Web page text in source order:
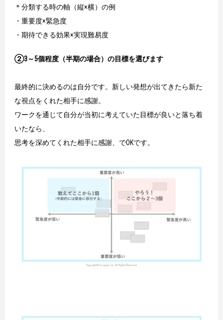
＊分類する時の軸（縦×横）の例
・重要度×緊急度
・期待できる効果×実現難易度
②3～5個程度（半期の場合）の目標を選びます
最終的に決めるのは自分です。新しい発想が出てきたら新た
な視点をくれた相手に感謝。
ワークを通じて自分が当初に考えていた目標が良いと落ち着
いたなら、
思考を深めてくれた相手に感謝、でOKです。